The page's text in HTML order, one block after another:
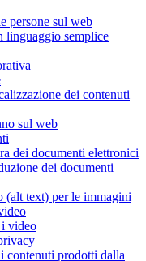
persone sul web
linguaggio semplice
dei contenuti
sul web
dei documenti elettronici
dei documenti
(alt text) per le immagini
video
contenuti prodotti dalla